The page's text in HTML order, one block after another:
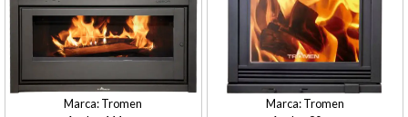
Tromen
Tromen